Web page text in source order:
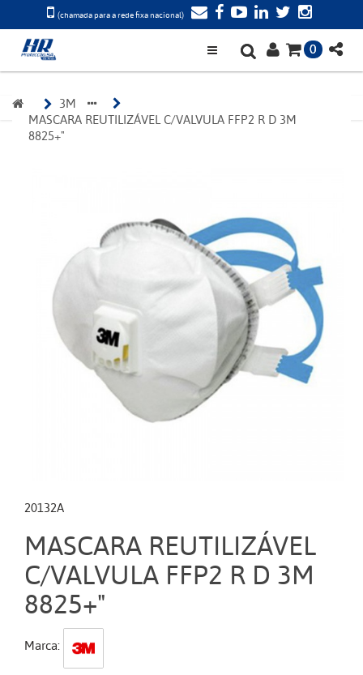
(chamada para a rede fixa nacional)
0
3M
MASCARA REUTILIZÁVEL C/VALVULA FFP2 R D 3M
8825+"
20132A
MASCARA REUTILIZÁVEL
C/VALVULA FFP2 R D 3M
8825+"
Marca: